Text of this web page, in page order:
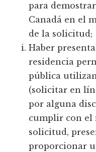
para
Canadá en el
de la solicitud;
Haber
residencia
pública
(solicitar en
por alguna
cumplir con el
solicitud,
proporcionar